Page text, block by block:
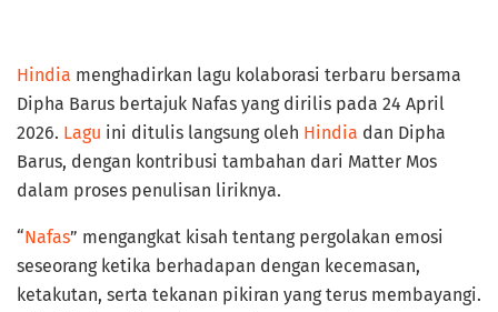
Hindia menghadirkan lagu kolaborasi terbaru bersama
Dipha Barus bertajuk Nafas yang dirilis pada 24 April
2026. Lagu ini ditulis langsung oleh Hindia dan Dipha
Barus, dengan kontribusi tambahan dari Matter Mos
dalam proses penulisan liriknya.
“Nafas” mengangkat kisah tentang pergolakan emosi
seseorang ketika berhadapan dengan kecemasan,
ketakutan, serta tekanan pikiran yang terus membayangi.